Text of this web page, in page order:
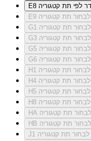
E8
E9
G1
G3
G5
G6
H1
H4
H5
H8
HA
HB
J1